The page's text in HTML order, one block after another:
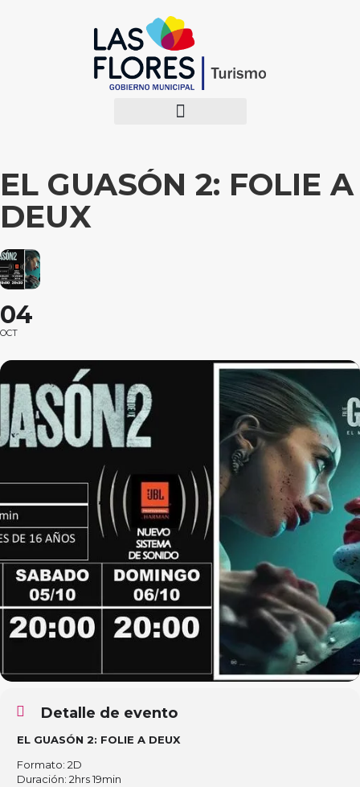
EL GUASÓN 2: FOLIE A
DEUX
04
OCT
Detalle de evento
EL GUASÓN 2: FOLIE A DEUX
Formato: 2D
Duración: 2hrs 19min